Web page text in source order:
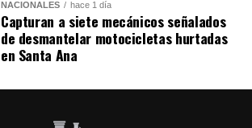
NACIONALES hace 1 día
Capturan a siete mecánicos señalados
de desmantelar motocicletas hurtadas
en Santa Ana